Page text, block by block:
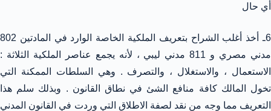
أي حال
6ـ أخذ أغلب الشراح بتعريف الملكية الخاصة الوارد في المادتين 802
مدني مصري و 811 مدني ليبي ، لأنه يجمع عناصر الملكية الثلاثة :
الاستعمال ، والاستغلال ، والتصرف . وهي السلطات الممكنة التي
تخول المالك كافة منافع الشئ في نطاق القانون . وبذلك سلم هذا
التعريف مما وجه من نقد لصفة الاطلاق التي وردت في القانون المدني